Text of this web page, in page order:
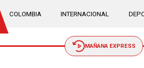
COLOMBIA INTERNACIONAL
MAÑANA EXPRESS